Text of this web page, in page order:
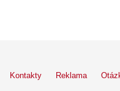
Kontakty Reklama